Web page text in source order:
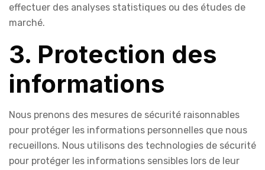
effectuer des analyses statistiques ou des études de
marché.
3. Protection des
informations
Nous prenons des mesures de sécurité raisonnables
pour protéger les informations personnelles que nous
recueillons. Nous utilisons des technologies de sécurité
pour protéger les informations sensibles lors de leur